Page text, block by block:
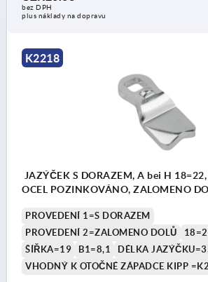
bez DPH
plus náklady na dopravu
K2218
JAZÝČEK S DORAZEM, A bei H
OCEL POZINKOVÁNO, ZALOMENO
PROVEDENÍ 1=S DORAZEM
PROVEDENÍ 2=ZALOMENO DOLŮ
ŠÍŘKA=19
B1=8,1
DÉLKA
VHODNÝ K OTOČNÉ ZÁPADCE KIPP